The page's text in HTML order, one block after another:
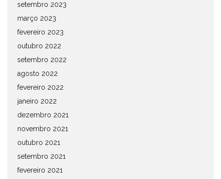
setembro 2023
março 2023
fevereiro 2023
outubro 2022
setembro 2022
agosto 2022
fevereiro 2022
janeiro 2022
dezembro 2021
novembro 2021
outubro 2021
setembro 2021
fevereiro 2021